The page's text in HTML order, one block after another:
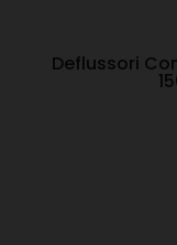
Deflussori